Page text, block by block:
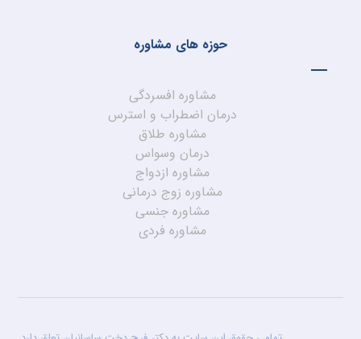
حوزه های مشاوره
مشاوره افسردگی
درمان اضطراب و استرس
مشاوره طلاق
درمان وسواس
مشاوره ازدواج
مشاوره زوج درمانی
مشاوره جنسی
مشاوره فردی